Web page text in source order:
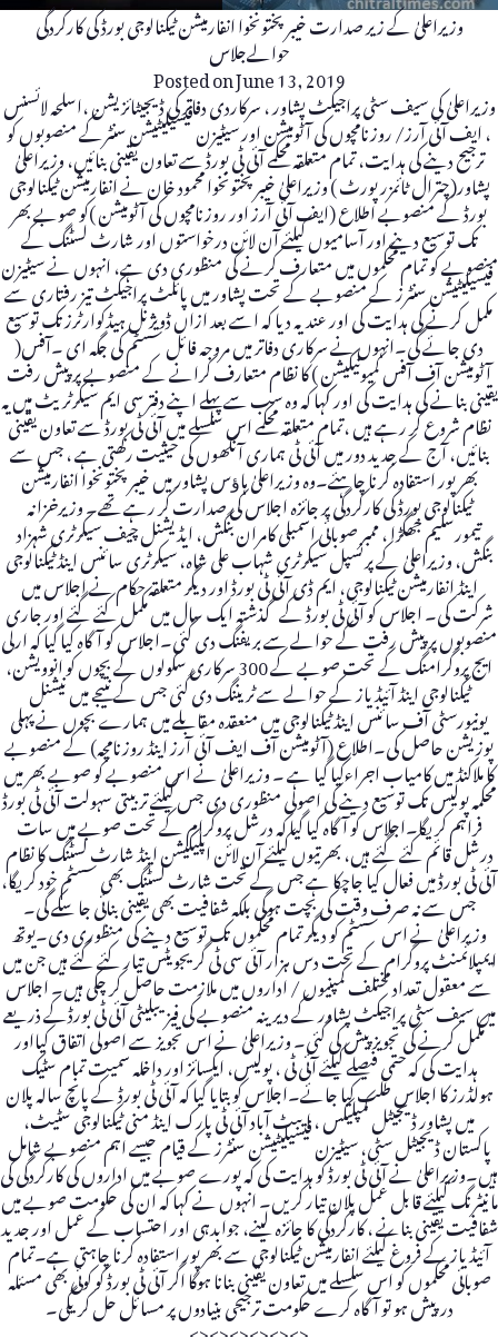
وزیراعلیٰ کے زیر صدارت خیبرپختونخوا انفارمیشن ٹیکنالوجی بورڈ کی کارکردگی
حوالےجلاس
Posted onJune 13, 2019
وزیراعلیٰ کی سیف سٹی پراجیکٹ پشاور ، سرکاردی دفاتر کی ڈیجیٹائزیشن ،اسلحہ لائسنس
، ایف آئی آرز/ روزنامچوں کی آٹومیشن اور سیٹیزن فیسیلیٹیشن سنٹرکے منصوبوں کو
ترجیح دینے کی ہدایت، تمام متعلقہ محکمے آئی ٹی بورڈ سے تعاون یقینی بنائیں، وزیراعلیٰ
پشاور(چترال ٹائمزرپورٹ )‌ وزیراعلیٰ خیبرپختونخوا محمود خان نے انفارمیشن ٹیکنالوجی
بورڈ کے منصوبے اطلاع (ایف آئی آرز اور روزنامچوں کی آٹومیشن )کو صوبے بھر
تک توسیع دینے اور آسامیوں کیلئے آن لائن درخواستوں اور شارٹ لسٹنگ کے
منصوبے کو تمام محکموں میں متعارف کرنے کی منظوری دی ہے، انہوں نے سیٹیزن
فیسیلیٹیشن سنٹرز کے منصوبے کے تحت پشاور میں پائلٹ پراجیکٹ تیز رفتاری سے
مکمل کرنے کی ہدایت کی اور عندیہ دیا کہ اسے بعد ازاں ڈویژنل ہیڈکوارٹرز تک توسیع
دی جائے گی۔انہوں نے سرکاری دفاتر میں مروجہ فائل سسٹم کی جگہ ای ۔آفس(
آٹومیشن آف آفس کمیونیکیشن ) کا نظام متعارف کرانے کے منصوبے پر پیش رفت
یقینی بنانے کی ہدایت کی اور کہا کہ وہ سب سے پہلے اپنے دفتر سی ایم سیکرٹریٹ میں یہ
نظام شروع کر رہے ہیں ،تمام متعلقہ محکمے اس سلسلے میں آئی ٹی بورڈ سے تعاون یقینی
بنائیں، آج کے جدید دور میں آئی ٹی ہماری آنکھوں کی حیثیت رکھتی ہے ، جس سے
بھرپور استفادہ کرنا چاہئے۔وہ وزیراعلیٰ ہاﺅس پشاور میں خیبرپختونخوا انفارمیشن
ٹیکنالوجی بورڈ کی کارکردگی پر جائزہ اجلاس کی صدارت کر رہے تھے۔ وزیرخزانہ
تیمورسلیم جھگڑا ، ممبر صوبائی اسمبلی کامران بنگش، ایڈیشنل چیف سیکرٹری شہزاد
بنگش، وزیراعلیٰ کے پرنسپل سیکرٹری شہاب علی شاہ، سیکرٹری سائنس اینڈ ٹیکنالوجی
اینڈ انفارمیشن ٹیکنالوجی، ایم ڈی آئی ٹی بورڈ اور دیگر متعلقہ حکام نے اجلاس میں
شرکت کی۔ اجلاس کو آئی ٹی بورڈ کے گذشتہ ایک سال میں مکمل کئے گئے اور جاری
منصوبوں پر پیش رفت کے حوالے سے بریفنگ دی گئی۔اجلاس کو آگاہ کیا گیا کہ ارلی
ایج پروگرامنگ کے تحت صوبے کے 300 سرکاری سکولوں کے بچوں کو انوویشن،
ٹیکنالوجی اینڈ آئیڈیاز کے حوالے سے ٹریننگ دی گئی جس کے نتیجے میں نیشنل
یونیورسٹی آف سائنس اینڈ ٹیکنالوجی میں منعقدہ مقابلے میں ہمارے بچوں نے پہلی
پوزیشن حاصل کی۔اطلاع (آٹومیشن آف ایف آئی آرز اینڈ روزنامچہ) کے منصوبے
کا ملاکنڈ میں کامیاب اجراءکیا گیا ہے ۔ وزیراعلیٰ نے اس منصوبے کو صوبے بھر میں
محکمہ پولیس تک توسیع دینے کی اصولی منظوری دی جس کیلئے تربیتی سہولت آئی ٹی بورڈ
فراہم کریگا۔اجلاس کو آگاہ کیا گیا کہ درشل پروگرام کے تحت صوبے میں سات
درشل قائم کئے گئے ہیں، بھرتیوں کیلئے آن لائن اپلیکیشن اینڈ شارٹ لسٹنگ کا نظام
آئی ٹی بورڈ میں فعال کیا جاچکا ہے جس کے تحت شارٹ لسٹنگ بھی سسٹم خود کریگا،
جس سے نہ صرف وقت کی بچت ہوگی بلکہ شفافیت بھی یقینی بنائی جا سکے گی۔
وزیراعلیٰ نے اس سسٹم کو دیگر تمام محکموں تک توسیع دینے کی منظوری دی۔یوتھ
ایمپلائمنٹ پروگرام کے تحت دس ہزار آئی سی ٹی گریجویٹس تیار کئے گئے ہیں جن میں
سے معقول تعداد مختلف کمپنیوں / اداروں میں ملازمت حاصل کر چکی ہیں۔ اجلاس
میں سیف سٹی پراجیکٹ پشاور کے دیرینہ منصوبے کی فیزیبلیٹی آئی ٹی بورڈکے ذریعے
مکمل کرنے کی تجویز پیش کی گئی۔ وزیراعلیٰ نے اس تجویز سے اصولی اتفاق کیااور
ہدایت کی کہ حتمی فیصلے کیلئے آئی ٹی ، پولیس، ایکسائز اور داخلہ سمیت تمام سٹیک
ہولڈرز کا اجلاس طلب کیا جائے۔اجلاس کو بتایا گیا کہ آئی ٹی بورڈ کے پانچ سالہ پلان
میں پشاور ڈیجیٹل کمپلیکس ، ایبٹ آباد آئی ٹی پارک اینڈ منی ٹیکنالوجی سٹیٹ،
پاکستان ڈیجیٹل سٹی، سیٹیزن فیسیلیٹیشن سنٹرز کے قیام جیسے اہم منصوبے شامل
ہیں۔وزیراعلیٰ نے آئی ٹی بورڈ کو ہدایت کی کہ پورے صوبے میں اداروں کی کارکردگی کی
مانیٹرنگ کیلئے قابل عمل پلان تیار کریں۔ انہوں نے کہا کہ ان کی حکومت صوبے میں
شفافیت یقینی بنانے ، کارکردگی کا جائزہ لینے، جوابدہی اور احتساب کے عمل اور جدید
آئیڈیاز کے فروغ کیلئے انفارمیشن ٹیکنالوجی سے بھرپور استفادہ کرنا چاہتی ہے۔تمام
صوبائی محکموں کو اس سلسلے میں تعاون یقینی بنانا ہوگا اگر آئی ٹی بورڈ کو کوئی بھی مسئلہ
درپیش ہو تو آگاہ کرے حکومت ترجیحی بنیادوں پر مسائل حل کریگی۔